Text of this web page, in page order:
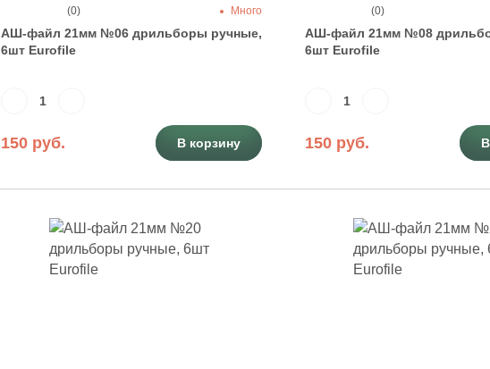
АШ-файл 21мм №06 дрильборы ручные,
6шт Eurofile
150 руб.
(0) Много
В корзину
АШ-файл 21мм №08
6шт Eurofile
150 руб.
(0)